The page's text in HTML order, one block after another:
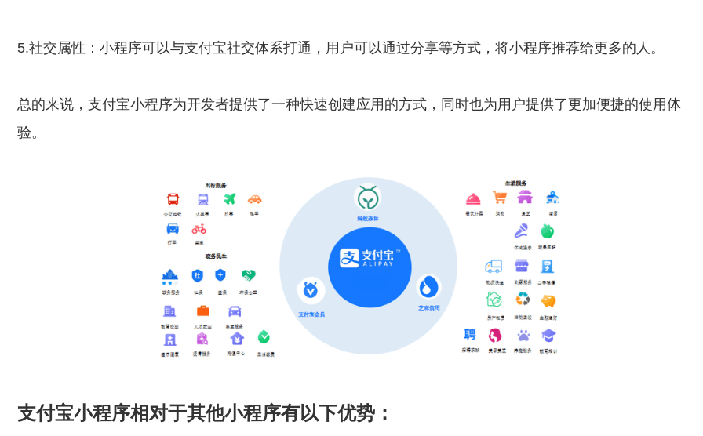
5.社交属性：小程序可以与支付宝社交体系打通，用户可以通过分享等方式，将小程序推荐给更多的人。
总的来说，支付宝小程序为开发者提供了一种快速创建应用的方式，同时也为用户提供了更加便捷的使用体
验。
支付宝小程序相对于其他小程序有以下优势：